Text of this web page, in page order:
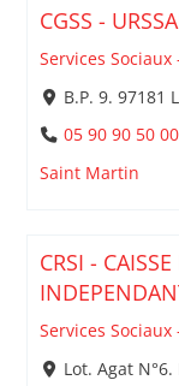
CGSS -
Services Sociaux
B.P. 9. 97181
05 90 90 50 00
Saint Martin
CRSI -
Services Sociaux
Lot. Agat